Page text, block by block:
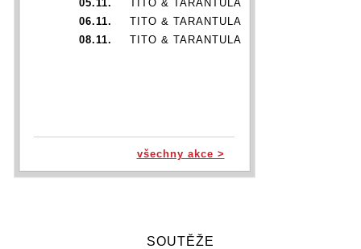
05.11.
TITO & TARANTULA
06.11.
TITO & TARANTULA
08.11.
TITO & TARANTULA
všechny akce >
SOUTĚŽE